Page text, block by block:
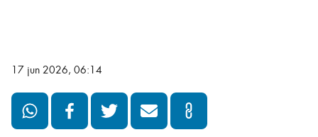
17 jun 2026, 06:14